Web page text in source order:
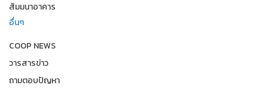
สัมมนาอาคาร
อื่นๆ
COOP NEWS
วารสารข่าว
ถามตอบปัญหา